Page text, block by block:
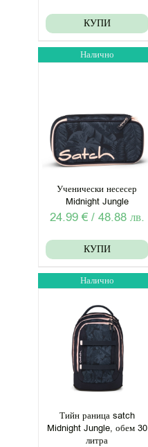
КУПИ
Налично
Ученически несесер
Midnight Jungle
24.99 € / 48.88 лв.
КУПИ
Налично
Тийн раница satch
Midnight Jungle, обем 30
литра